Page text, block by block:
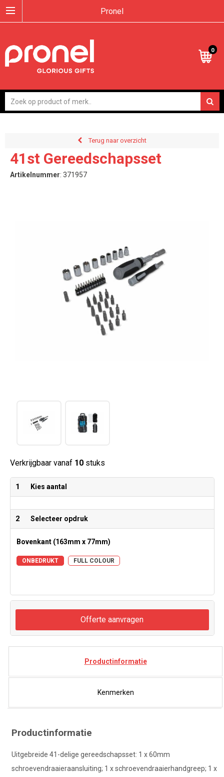
Pronel
0
Terug naar overzicht
41st Gereedschapsset
Artikelnummer: 371957
Verkrijgbaar vanaf 10stuks
1 Kies aantal
2 Selecteer opdruk
Bovenkant (163mm x 77mm)
ONBEDRUKT FULL COLOUR
Offerte aanvragen
Productinformatie
Kenmerken
Productinformatie
Uitgebreide 41-delige gereedschapsset: 1 x 60mm
schroevendraaieraansluiting; 1 x schroevendraaierhandgreep; 1 x